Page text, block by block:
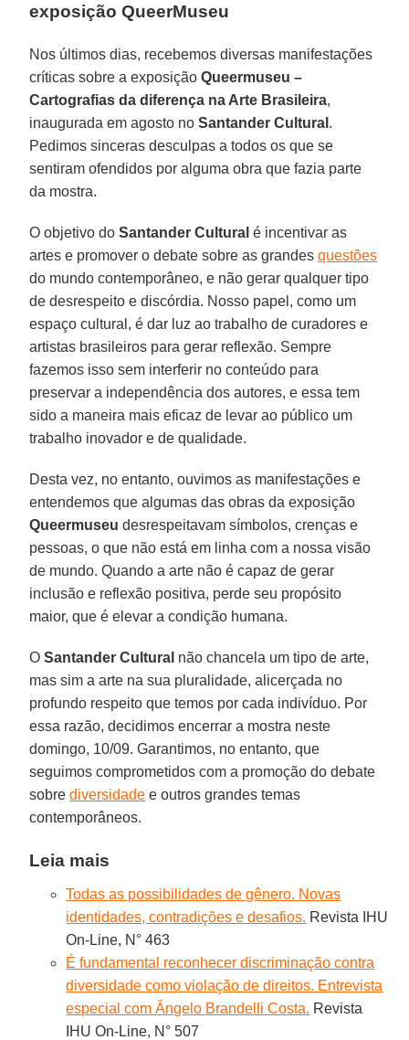
exposição QueerMuseu
Nos últimos dias, recebemos diversas manifestações
críticas sobre a exposiçãoQueermuseu –
Cartografias da diferença na Arte Brasileira,
inaugurada em agosto noSantander Cultural .
Pedimos sinceras desculpas a todos os que se
sentiram ofendidos por alguma obra que fazia parte
da mostra.
O objetivo doSantander Cultural é incentivar as
artes e promover o debate sobre as grandesquestões
do mundo contemporâneo, e não gerar qualquer tipo
de desrespeito e discórdia. Nosso papel, como um
espaço cultural, é dar luz ao trabalho de curadores e
artistas brasileiros para gerar reflexão. Sempre
fazemos isso sem interferir no conteúdo para
preservar a independência dos autores, e essa tem
sido a maneira mais eficaz de levar ao público um
trabalho inovador e de qualidade.
Desta vez, no entanto, ouvimos as manifestações e
entendemos que algumas das obras da exposição
Queermuseu desrespeitavam símbolos, crenças e
pessoas, o que não está em linha com a nossa visão
de mundo. Quando a arte não é capaz de gerar
inclusão e reflexão positiva, perde seu propósito
maior, que é elevar a condição humana.
OSantander Cultural não chancela um tipo de arte,
mas sim a arte na sua pluralidade, alicerçada no
profundo respeito que temos por cada indivíduo. Por
essa razão, decidimos encerrar a mostra neste
domingo, 10/09. Garantimos, no entanto, que
seguimos comprometidos com a promoção do debate
sobrediversidade e outros grandes temas
contemporâneos.
Leia mais
Todas as possibilidades de gênero. Novas
identidades, contradições e desafios. Revista IHU
On-Line, N° 463
É fundamental reconhecer discriminação contra
diversidade como violação de direitos. Entrevista
especial com Ângelo Brandelli Costa. Revista
IHU On-Line, N° 507